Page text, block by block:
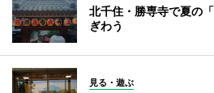
北千住・勝専寺で夏の
ぎわう
見る・遊ぶ